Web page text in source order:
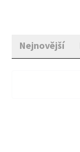
Nejnovější